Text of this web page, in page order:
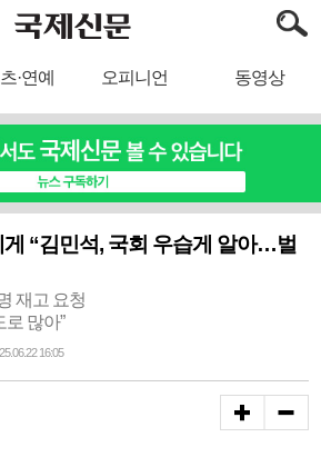
·연예 오피니언 동영상
“김민석, 국회 우습게 알아…벌
재고 요청
로 많아”
16:05